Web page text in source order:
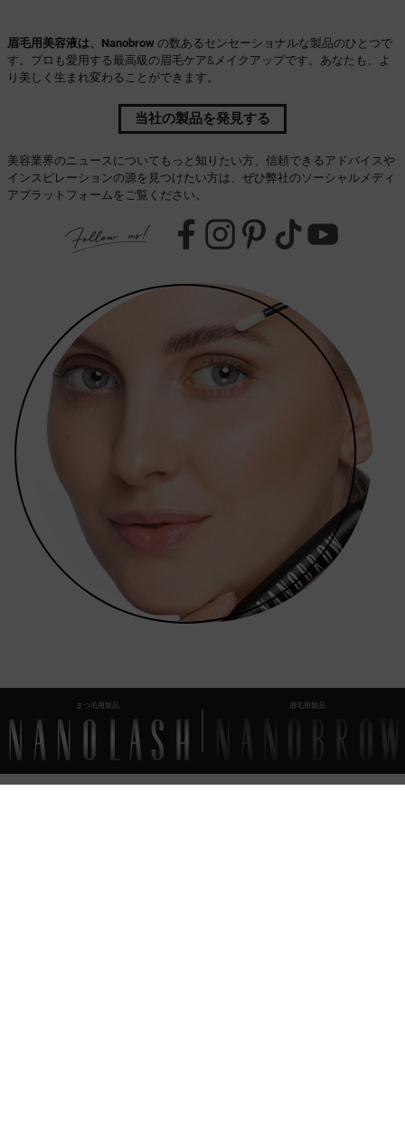
眉毛用美容液は、Nanobrow の数あるセンセーショナルな製品のひとつで
す。プロも愛用する最高級の眉毛ケア&メイクアップです。あなたも、よ
り美しく生まれ変わることができます。
当社の製品を発見する
美容業界のニュースについてもっと知りたい方、信頼できるアドバイスや
インスピレーションの源を見つけたい方は、ぜひ弊社のソーシャルメディ
アプラットフォームをご覧ください。
まつ毛用製品 眉毛用製品